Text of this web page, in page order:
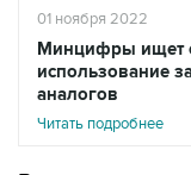
01 ноября 2022
Минцифры ищет
использование
аналогов
Читать подробнее